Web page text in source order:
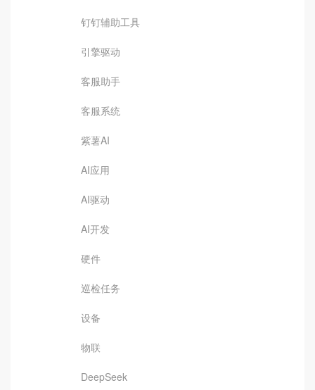
钉钉辅助工具
引擎驱动
客服助手
客服系统
紫薯AI
AI应用
AI驱动
AI开发
硬件
巡检任务
设备
物联
DeepSeek